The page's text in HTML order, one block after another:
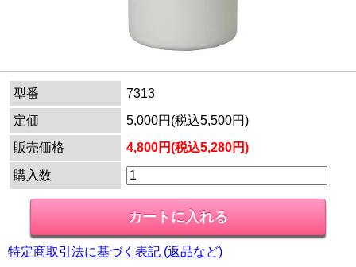
型番
7313
定価
5,000円(税込5,500円)
販売価格
4,800円(税込5,280円)
購入数
特定商取引法に基づく表記 (返品など)